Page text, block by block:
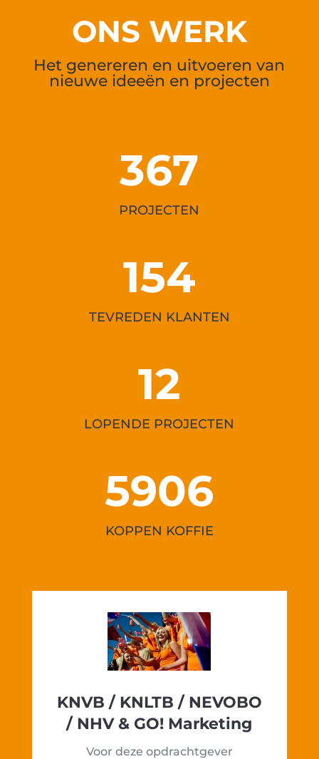
ONS WERK
Het genereren en uitvoeren van
nieuwe ideeën en projecten
367
PROJECTEN
154
TEVREDEN KLANTEN
12
LOPENDE PROJECTEN
5906
KOPPEN KOFFIE
KNVB / KNLTB / NEVOBO
/ NHV & GO! Marketing
Voor deze opdrachtgever